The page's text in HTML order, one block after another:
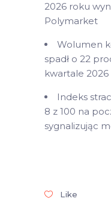
2026 roku
Polymarket
Wolumen
spadł o 22
kwartale 2026
Indeks
8 z 100 na
sygnalizując
Like